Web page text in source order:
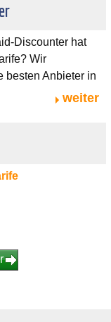
Discounter hat
Wir
besten Anbieter in
weiter